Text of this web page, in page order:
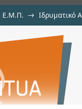
Ε.Μ.Π. → Ιδρυματικό
τάσης